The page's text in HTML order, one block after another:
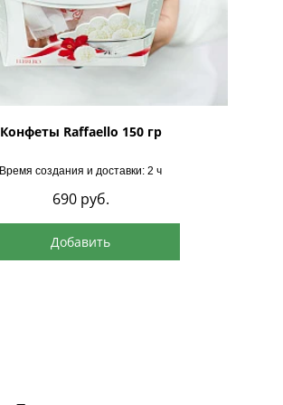
Конфеты Raffaello 150 гр
Время создания и доставки: 2 ч
690 руб.
Добавить